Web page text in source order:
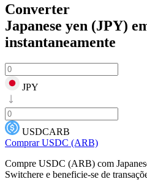
Converter
Japanese yen (JPY)
instantaneamente
JPY
USDCARB
Comprar USDC (ARB)
Compre USDC (ARB) com
Switchere e beneficie-se de